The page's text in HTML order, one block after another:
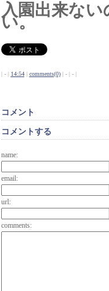
入園出来な
い。
| - | 14:54| comments(0)| - | - |
コメント
コメントする
name:
email:
url:
comments: